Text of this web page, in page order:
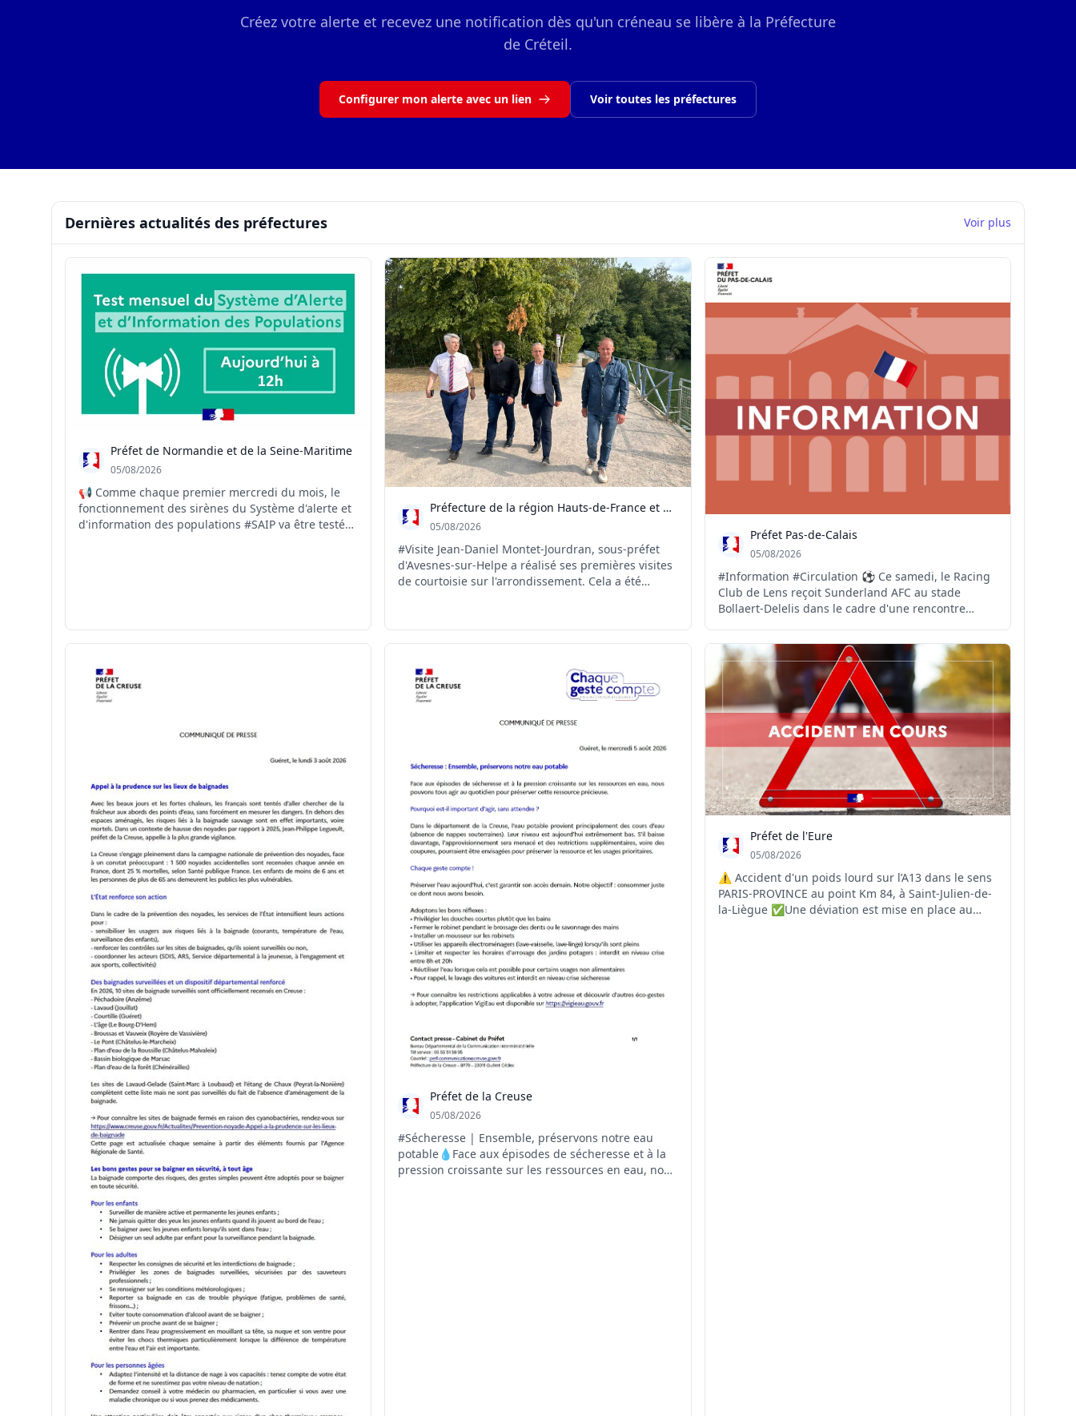
Créez votre alerte et recevez une notification dès qu'un créneau se libère à la Préfecture
de Créteil.
Configurer mon alerte avec un lien Voir toutes les préfectures
Dernières actualités des préfectures Voir plus
Préfet de Normandie et de la Seine-Maritime
05/08/2026
📢 Comme chaque premier mercredi du mois, le
fonctionnement des sirènes du Système d'alerte et
d'information des populations #SAIP va être testé
Préfecture de la région Hauts-de-France et du Nord
05/08/2026
#Visite Jean-Daniel Montet-Jourdran, sous-préfet
d'Avesnes-sur-Helpe a réalisé ses premières visites
de courtoisie sur l'arrondissement. Cela a été
préoccupations, de visiter les lieux emblématique...
Préfet Pas-de-Calais
05/08/2026
#Information #Circulation ⚽️ Ce samedi, le Racing
Club de Lens reçoit Sunderland AFC au stade
Bollaert-Delelis dans le cadre d'une rencontre
qu'une partie de l'autoroute A1 est fermée pour
cause de travaux. Des difficultés de circulation sont
d...
Préfet de la Creuse
05/08/2026
#Sécheresse | Ensemble, préservons notre eau
potable💧Face aux épisodes de sécheresse et à la
pression croissante sur les ressources en eau, nous
Préfet de l'Eure
05/08/2026
⚠️ Accident d'un poids lourd sur l’A13 dans le sens
PARIS-PROVINCE au point Km 84, à Saint-Julien-de-
la-Liègue ✅Une déviation est mise en place au